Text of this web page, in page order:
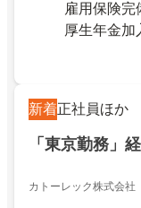
雇用保険完
厚生年金加
新着正社員ほか
「東京勤務」
カトーレック株式会社